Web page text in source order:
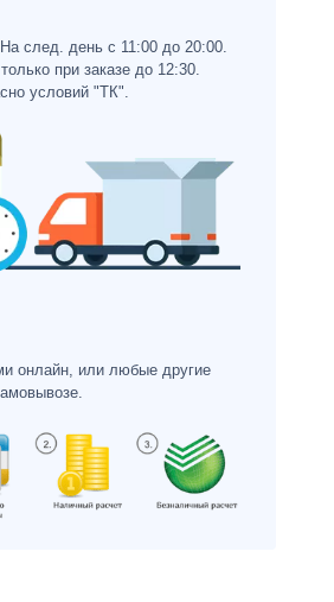
след. день с 11:00 до 20:00.
при заказе до 12:30.
условий "ТК".
онлайн, или любые другие